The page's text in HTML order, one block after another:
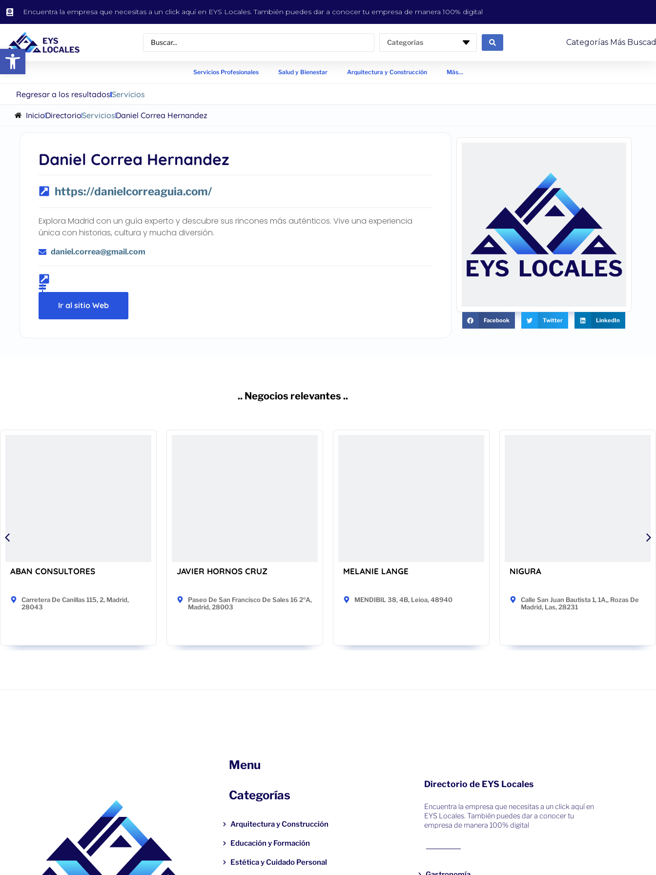
Abrir barra de herramientas
Encuentra la empresa que necesitas a un click aquí en EYS Locales. También puedes dar a conocer tu empresa de manera 100% digital
Categorías Categorías Más
Servicios Profesionales Salud y Bienestar Arquitectura y Construcción Más…
Regresar a los resultadosServicios
InicioDirectorioServiciosDaniel Correa Hernandez
Daniel Correa Hernandez
https://danielcorreaguia.com/
Explora Madrid con un guía experto y descubre sus rincones más auténticos. Vive una experiencia
única con historias, cultura y mucha diversión.
daniel.correa@gmail.com
Ir al sitio Web
Facebook Twitter LinkedIn
.. Negocios relevantes ..
ABAN CONSULTORES
Carretera De Canillas 115, 2, Madrid,
28043
JAVIER HORNOS CRUZ
Paseo De San Francisco De Sales 16 2ºA,
Madrid, 28003
MELANIE LANGE
MENDIBIL 38, 4B, Leioa, 48940
NIGURA
Calle San Juan Bautista 1, 1A,, Rozas De
Madrid, Las, 28231
Menu
Categorías
Arquitectura y Construcción
Educación y Formación
Estética y Cuidado Personal
Directorio de EYS Locales
Encuentra la empresa que necesitas a un click aquí en
EYS Locales. También puedes dar a conocer tu
empresa de manera 100% digital